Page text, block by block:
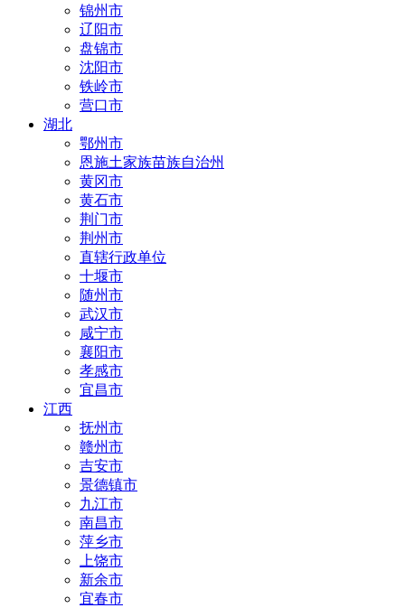
锦州市
辽阳市
盘锦市
沈阳市
铁岭市
营口市
湖北
鄂州市
恩施土家族苗族自治州
黄冈市
黄石市
荆门市
荆州市
直辖行政单位
十堰市
随州市
武汉市
咸宁市
襄阳市
孝感市
宜昌市
江西
抚州市
赣州市
吉安市
景德镇市
九江市
南昌市
萍乡市
上饶市
新余市
宜春市